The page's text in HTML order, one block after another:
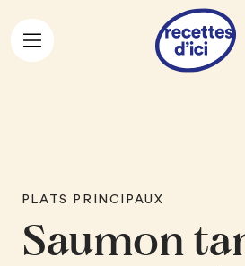
Aller au contenu principal
PLATS PRINCIPAUX
Saumon